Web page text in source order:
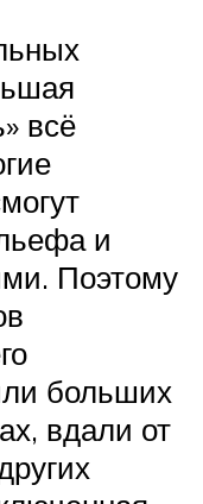
всё
и
Поэтому
больших
вдали от